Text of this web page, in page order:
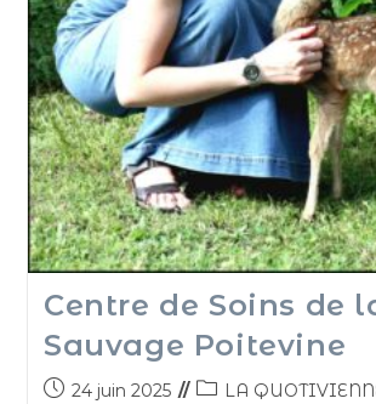
Centre de Soins de
Sauvage Poitevine
24 juin 2025 LA